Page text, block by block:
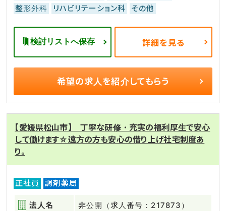
整形外科
リハビリテーション科 その他
検討リストへ保存 詳細を見る
希望の求人を紹介してもらう
【愛媛県松山市】 丁寧な研修・充実の福利厚生で安心
して働けます☆遠方の方も安心の借り上げ社宅制度あ
り。
正社員 調剤薬局
法人名 非公開（求人番号：217873）